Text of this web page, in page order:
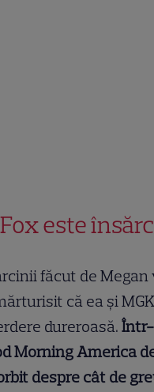
este
făcut de Megan
că ea și
dureroasă.
Morning America
despre cât de